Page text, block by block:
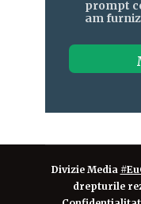
prompt
am
Divizie Media
drepturile